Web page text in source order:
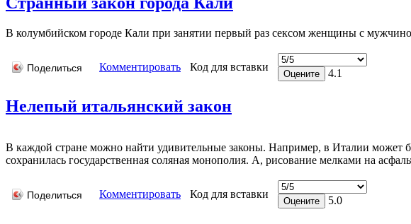
В колумбийском городе Кали при занятии первый раз сексом женщины с
Поделиться Комментировать Код для вставки
4.1
Нелепый итальянский закон
В каждой стране можно найти удивительные законы. Например, в Италии может
сохранилась государственная соляная монополия. А, рисование мелками на
Поделиться Комментировать Код для вставки
5.0